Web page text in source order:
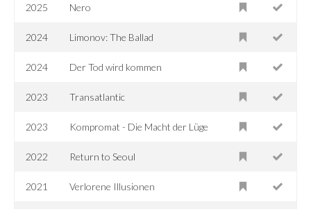
2025 Nero
2024 Limonov: The Ballad
2024 Der Tod wird kommen
2023 Transatlantic
2023 Kompromat - Die Macht der Lüge
2022 Return to Seoul
2021 Verlorene Illusionen